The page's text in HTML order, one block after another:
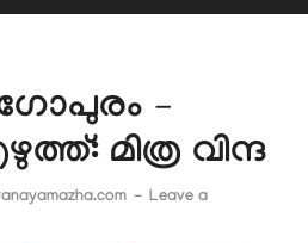
–
മിത്ര വിന്ദ
- Leave a